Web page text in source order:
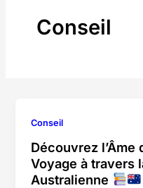
Conseil
Conseil
Découvrez l’Âme
Voyage à travers
Australienne